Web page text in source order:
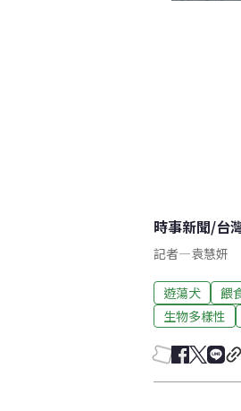
時事新聞/台
記者—袁慧妍
遊蕩犬
餵
生物多樣性